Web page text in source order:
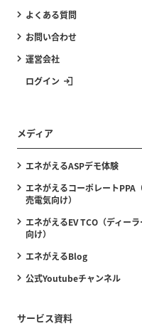
よくある質問
お問い合わせ
運営会社
ログイン
メディア
エネがえるASPデモ体験
エネがえるコーポレートPPA
売電気向け）
エネがえるEV TCO（ディーラ
向け）
エネがえるBlog
公式Youtubeチャンネル
サービス資料